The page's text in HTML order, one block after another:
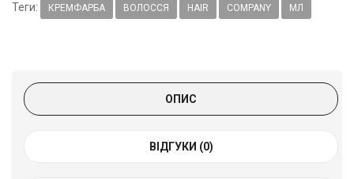
Теги: КРЕМФАРБА ВОЛОССЯ HAIR COMPANY МЛ
ОПИС
ВІДГУКИ (0)